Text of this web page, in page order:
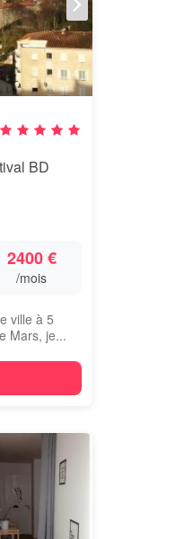
BD
2400 €
/mois
ville à 5
Mars, je...